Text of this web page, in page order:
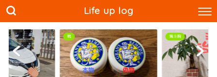
Life up log
漏斗胸 モノ